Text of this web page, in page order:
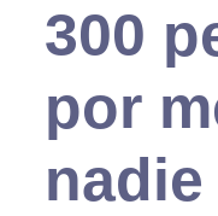
300
por
nadie